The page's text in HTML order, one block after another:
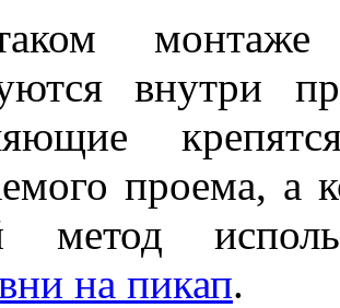
монтаже
внутри
проема, а
метод
на пикап.